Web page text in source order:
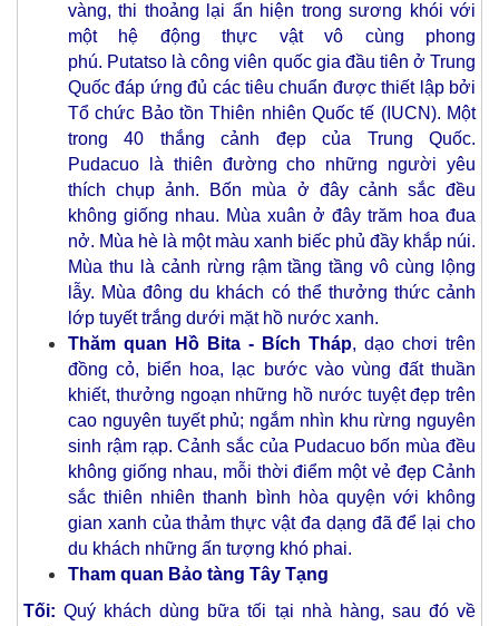
vàng, thi thoảng lại ẩn hiện trong sương khói với
một hệ động thực vật vô cùng phong
phú. Putatso là công viên quốc gia đầu tiên ở Trung
Quốc đáp ứng đủ các tiêu chuẩn được thiết lập bởi
Tổ chức Bảo tồn Thiên nhiên Quốc tế (IUCN). Một
trong 40 thắng cảnh đẹp của Trung Quốc.
Pudacuo là thiên đường cho những người yêu
thích chụp ảnh. Bốn mùa ở đây cảnh sắc đều
không giống nhau. Mùa xuân ở đây trăm hoa đua
nở. Mùa hè là một màu xanh biếc phủ đầy khắp núi.
Mùa thu là cảnh rừng rậm tầng tầng vô cùng lộng
lẫy. Mùa đông du khách có thể thưởng thức cảnh
lớp tuyết trắng dưới mặt hồ nước xanh.
Thăm quan Hồ Bita - Bích Tháp, dạo chơi trên
đồng cỏ, biển hoa, lạc bước vào vùng đất thuần
khiết, thưởng ngoạn những hồ nước tuyệt đẹp trên
cao nguyên tuyết phủ; ngắm nhìn khu rừng nguyên
sinh rậm rạp. Cảnh sắc của Pudacuo bốn mùa đều
không giống nhau, mỗi thời điểm một vẻ đẹp Cảnh
sắc thiên nhiên thanh bình hòa quyện với không
gian xanh của thảm thực vật đa dạng đã để lại cho
du khách những ấn tượng khó phai.
Tham quan Bảo tàng Tây Tạng
Tối: Quý khách dùng bữa tối tại nhà hàng, sau đó về